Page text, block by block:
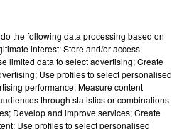
do the following data processing based on
interest: Store and/or access
limited data to select advertising; Create
Use profiles to select personalised
performance; Measure content
through statistics or combinations
Develop and improve services; Create
Use profiles to select personalised